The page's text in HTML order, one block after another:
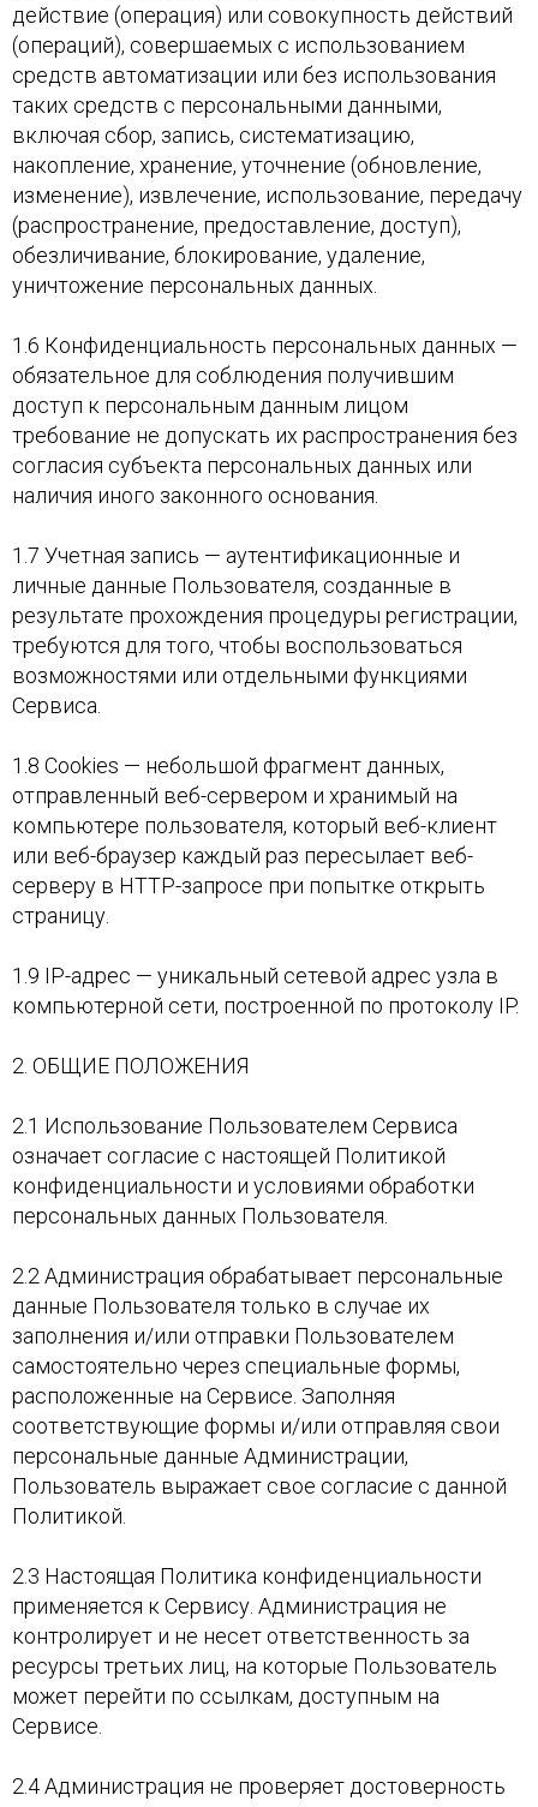
действие (операция) или совокупность действий
(операций), совершаемых с использованием
средств автоматизации или без использования
таких средств с персональными данными,
включая сбор, запись, систематизацию,
накопление, хранение, уточнение (обновление,
изменение), извлечение, использование, передачу
(распространение, предоставление, доступ),
обезличивание, блокирование, удаление,
уничтожение персональных данных.
1.6 Конфиденциальность персональных данных —
обязательное для соблюдения получившим
доступ к персональным данным лицом
требование не допускать их распространения без
согласия субъекта персональных данных или
наличия иного законного основания.
1.7 Учетная запись — аутентификационные и
личные данные Пользователя, созданные в
результате прохождения процедуры регистрации,
требуются для того, чтобы воспользоваться
возможностями или отдельными функциями
Сервиса.
1.8 Cookies — небольшой фрагмент данных,
отправленный веб-сервером и хранимый на
компьютере пользователя, который веб-клиент
или веб-браузер каждый раз пересылает веб-
серверу в HTTP-запросе при попытке открыть
страницу.
1.9 IP-адрес — уникальный сетевой адрес узла в
компьютерной сети, построенной по протоколу IP.
2. ОБЩИЕ ПОЛОЖЕНИЯ
2.1 Использование Пользователем Сервиса
означает согласие с настоящей Политикой
конфиденциальности и условиями обработки
персональных данных Пользователя.
2.2 Администрация обрабатывает персональные
данные Пользователя только в случае их
заполнения и/или отправки Пользователем
самостоятельно через специальные формы,
расположенные на Сервисе. Заполняя
соответствующие формы и/или отправляя свои
персональные данные Администрации,
Пользователь выражает свое согласие с данной
Политикой.
2.3 Настоящая Политика конфиденциальности
применяется к Сервису. Администрация не
контролирует и не несет ответственность за
ресурсы третьих лиц, на которые Пользователь
может перейти по ссылкам, доступным на
Сервисе.
2.4 Администрация не проверяет достоверность